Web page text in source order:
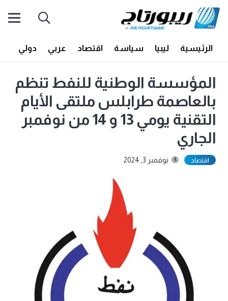
الرئيسية ليبيا سياسة اقتصاد عربي دولي
المؤسسة الوطنية للنفط تنظم
بالعاصمة طرابلس ملتقى الأيام
التقنية يومي 13 و 14 من نوفمبر
الجاري
اقتصاد نوفمبر 3, 2024